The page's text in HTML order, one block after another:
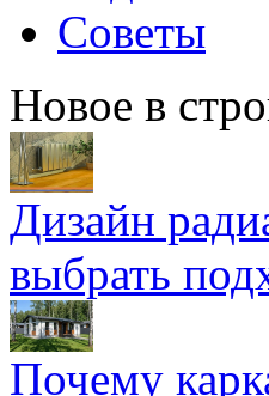
Советы
Новое в
Дизайн
выбрать
Почему